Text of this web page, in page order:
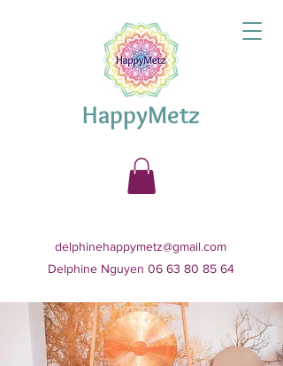
HappyMetz
delphinehappymetz@gmail.com
Delphine Nguyen 06 63 80 85 64